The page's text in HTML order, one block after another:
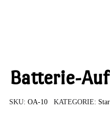
Batterie-
SKU OA-10 KATEGORIE